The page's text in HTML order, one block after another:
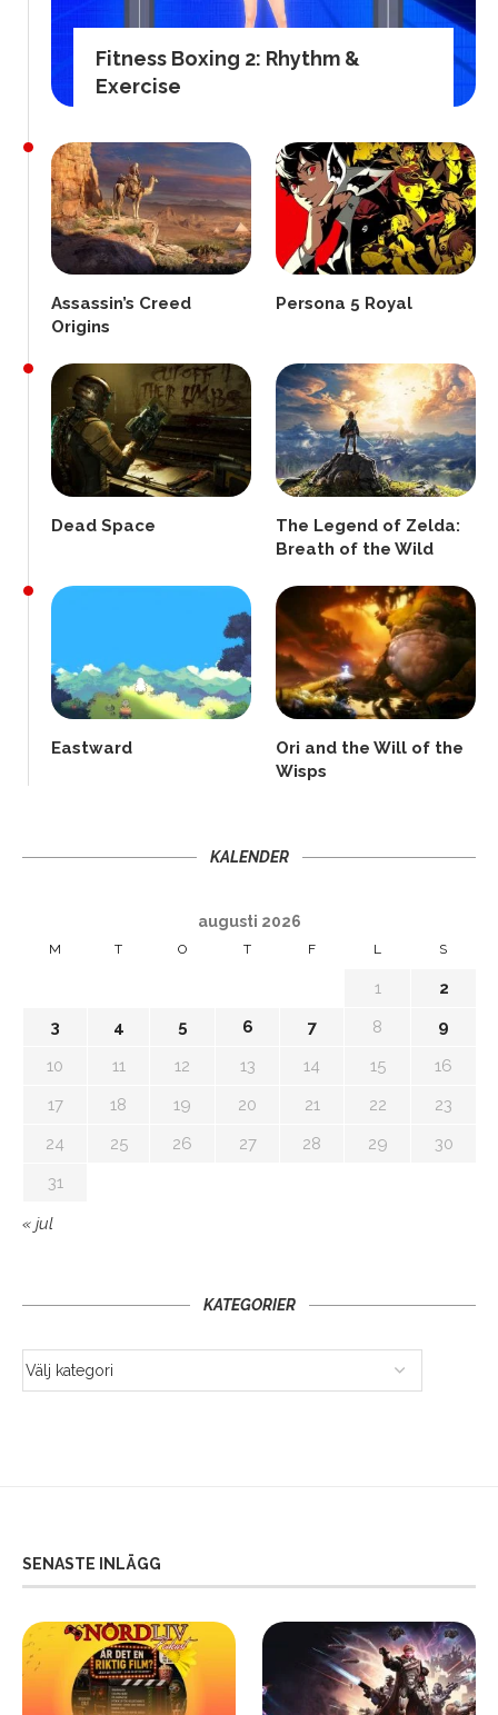
Fitness Boxing 2: Rhythm &
Exercise
Assassin’s Creed
Origins
Persona 5 Royal
Dead Space
The Legend of Zelda:
Breath of the Wild
Eastward
Ori and the Will of the
Wisps
KALENDER
augusti 2026
M T O T F L S
1
2
3
4 5 6 7 8
9
10
11 12 13 14 15
16
17
18 19 20 21 22
23
24
25 26 27 28 29
30
31
« jul
KATEGORIER
SENASTE INLÄGG